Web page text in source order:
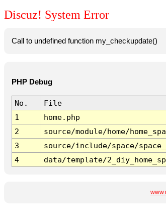
Discuz! System Error
Call to undefined function my_checkupdate()
PHP Debug
No. File
1
home.php
2
source/module/home/
3
source/include/space/
4
data/template/